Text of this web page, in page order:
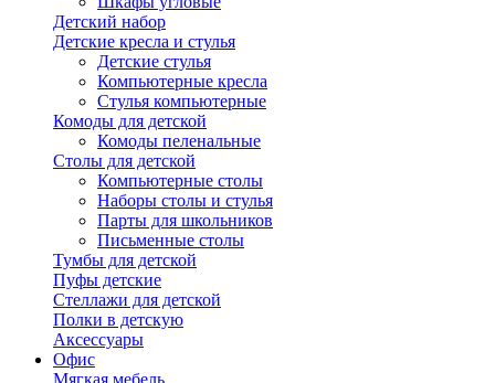
Детский набор
Детские кресла и стулья
Детские стулья
Компьютерные кресла
Стулья компьютерные
Комоды для детской
Комоды пеленальные
Столы для детской
Компьютерные столы
Наборы столы и стулья
Парты для школьников
Письменные столы
Тумбы для детской
Пуфы детские
Стеллажи для детской
Полки в детскую
Аксессуары
Офис
Мягкая мебель